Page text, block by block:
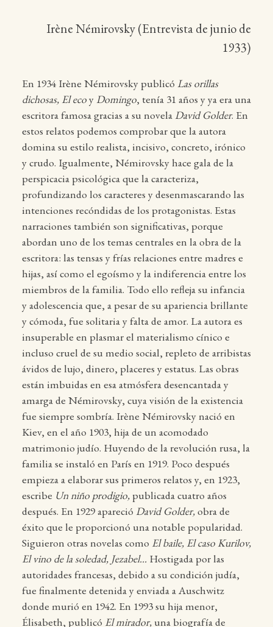
Irène Némirovsky (Entrevista de junio de
1933)
En 1934 Irène Némirovsky publicó Las orillas
dichosas, El ecoyDomingo, tenía 31 años y ya era una
escritora famosa gracias a su novelaDavid Golder. En
estos relatos podemos comprobar que la autora
domina su estilo realista, incisivo, concreto, irónico
y crudo. Igualmente, Némirovsky hace gala de la
perspicacia psicológica que la caracteriza,
profundizando los caracteres y desenmascarando las
intenciones recóndidas de los protagonistas. Estas
narraciones también son significativas, porque
abordan uno de los temas centrales en la obra de la
escritora: las tensas y frías relaciones entre madres e
hijas, así como el egoísmo y la indiferencia entre los
miembros de la familia. Todo ello refleja su infancia
y adolescencia que, a pesar de su apariencia brillante
y cómoda, fue solitaria y falta de amor. La autora es
insuperable en plasmar el materialismo cínico e
incluso cruel de su medio social, repleto de arribistas
ávidos de lujo, dinero, placeres y estatus. Las obras
están imbuidas en esa atmósfera desencantada y
amarga de Némirovsky, cuya visión de la existencia
fue siempre sombría. Irène Némirovsky nació en
Kiev, en el año 1903, hija de un acomodado
matrimonio judío. Huyendo de la revolución rusa, la
familia se instaló en París en 1919. Poco después
empieza a elaborar sus primeros relatos y, en 1923,
escribe Un niño prodigio,publicada cuatro años
después. En 1929 apareció David Golder,obra de
éxito que le proporcionó una notable popularidad.
Siguieron otras novelas como El baile, El caso Kurilov,
El vino de la soledad, Jezabel… Hostigada por las
autoridades francesas, debido a su condición judía,
fue finalmente detenida y enviada a Auschwitz
donde murió en 1942. En 1993 su hija menor,
Élisabeth, publicó El mirador,una biografía de